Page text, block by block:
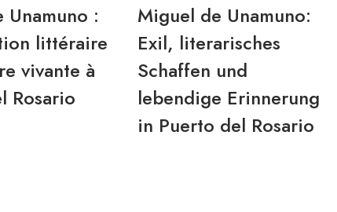
:
littéraire
vivante à
Rosario
Miguel de Unamuno:
Exil, literarisches
Schaffen und
lebendige Erinnerung
in Puerto del Rosario